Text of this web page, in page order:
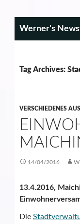
Werner's
Tag Archives:
VERSCHIEDENES
14/04/2016
13.4.2016,
Die